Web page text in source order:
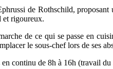
de Rothschild,
et rigoureux.
de ce qui se passe en
le sous-chef lors de ses
continu de 8h à 16h (travail